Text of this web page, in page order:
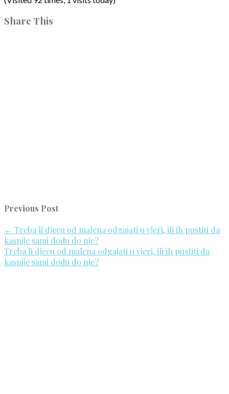
Share This
Previous Post
← Treba li djecu od malena odgajati u vjeri, ili ih pustiti da
kasnije sami dođu do nje?
Treba li djecu od malena odgajati u vjeri, ili ih pustiti da
kasnije sami dođu do nje?